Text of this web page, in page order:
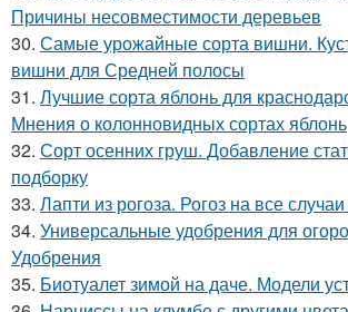
Причины несовместимости деревьев
30. Самые урожайные сорта вишни.
вишни для Средней полосы
31. Лучшие сорта яблонь для
Мнения о колонновидных сортах яблонь
32. Сорт осенних груш. Добавление
подборку
33. Лапти из рогоза. Рогоз на все
34. Универсальные удобрения для
Удобрения
35. Биотуалет зимой на даче. Модели